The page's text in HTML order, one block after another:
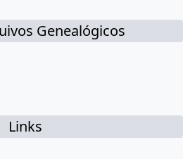
Genealógicos
Links